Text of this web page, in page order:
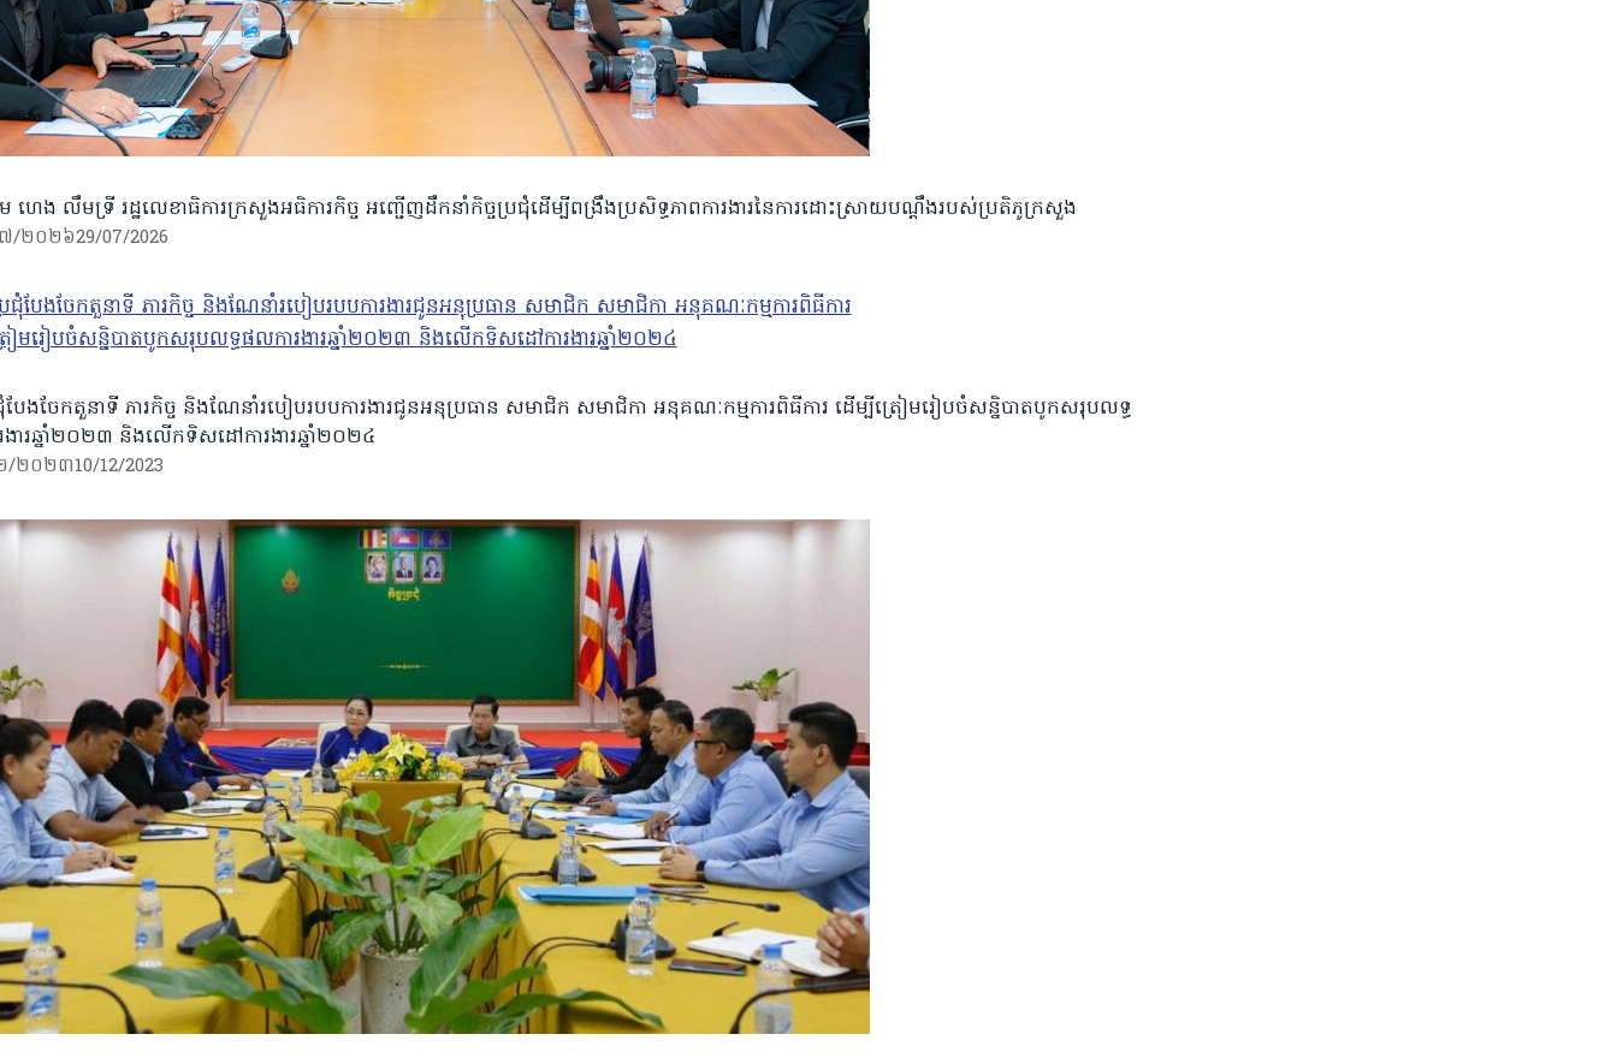
ហេង លឹមទ្រី រដ្ឋលេខាធិការក្រសួងអធិការកិច្ច អញ្ជើញដឹកនាំកិច្ចប្រជុំដើម្បីពង្រឹងប្រសិទ្ធភាពការងារនៃការដោះស្រាយបណ្ដឹងរបស់ប្រតិភូក្រសួង
/២០២៦29/07/2026
បែងចែកតួនាទី ភារកិច្ច និងណែនាំរបៀបរបបការងារជូនអនុប្រធាន សមាជិក សមាជិកា អនុគណៈកម្មការពិធីការ ដើម្បីត្រៀមរៀបចំសន្និបាតបូកសរុបលទ្ធ
ារឆ្នាំ២០២៣ និងលើកទិសដៅការងារឆ្នាំ២០២៤
/២០២៣10/12/2023